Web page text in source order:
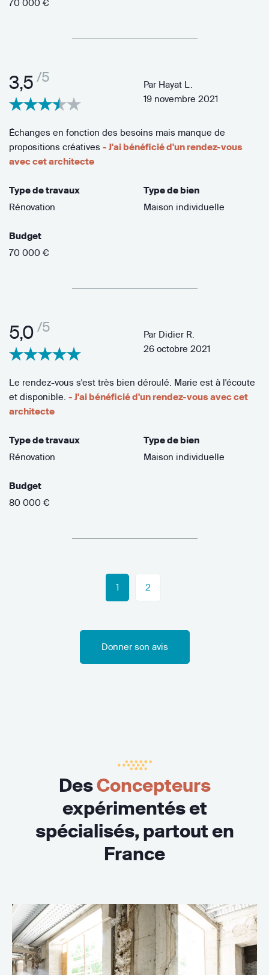
70 000 €
3,5 /5 Par Hayat L.
19 novembre 2021
Échanges en fonction des besoins mais manque de
propositions créatives - J'ai bénéficié d'un rendez-vous
avec cet architecte
Type de travaux
Rénovation
Type de bien
Maison individuelle
Budget
70 000 €
5,0 /5 Par Didier R.
26 octobre 2021
Le rendez-vous s'est très bien déroulé. Marie est à l'écoute
et disponible. - J'ai bénéficié d'un rendez-vous avec cet
architecte
Type de travaux
Rénovation
Type de bien
Maison individuelle
Budget
80 000 €
1 2
Donner son avis
DesConcepteurs
expérimentés et
spécialisés, partout en
France